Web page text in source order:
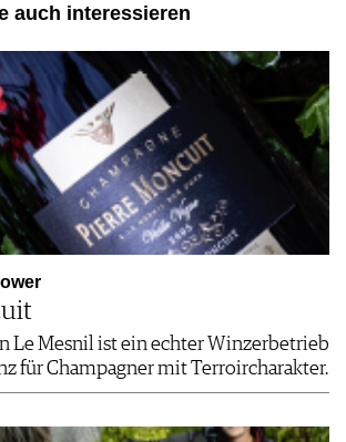
auch interessieren
Le Mesnil ist ein echter Winzerbetrieb
für Champagner mit Terroircharakter.